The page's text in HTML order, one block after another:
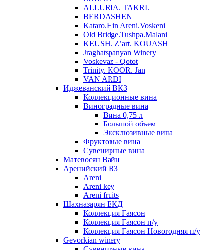
ALLURIA. TAKRI.
BERDASHEN
Kataro.Hin Areni.Voskeni
Old Bridge.Tushpa.Malani
KEUSH. Z’art. KOUASH
Jraghatspanyan Winery
Voskevaz - Qotot
Trinity. KOOR. Jan
VAN ARDI
Иджеванский ВКЗ
Коллекционные вина
Виноградные вина
Вина 0,75 л
Большой объем
Эксклюзивные вина
Фруктовые вина
Cувенирные вина
Матевосян Вайн
Аренийский ВЗ
Areni
Areni key
Areni fruits
Шахназарян ЕКД
Коллекция Гаясон
Коллекция Гаясон п/у
Коллекция Гаясон Новогодняя п/у
Gevorkian winery